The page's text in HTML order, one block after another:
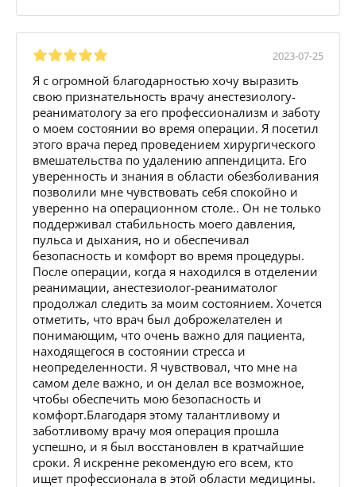
2023-07-25
Я с огромной благодарностью хочу выразить
свою признательность врачу анестезиологу-
реаниматологу за его профессионализм и заботу
о моем состоянии во время операции. Я посетил
этого врача перед проведением хирургического
вмешательства по удалению аппендицита. Его
уверенность и знания в области обезболивания
позволили мне чувствовать себя спокойно и
уверенно на операционном столе.. Он не только
поддерживал стабильность моего давления,
пульса и дыхания, но и обеспечивал
безопасность и комфорт во время процедуры.
После операции, когда я находился в отделении
реанимации, анестезиолог-реаниматолог
продолжал следить за моим состоянием. Хочется
отметить, что врач был доброжелателен и
понимающим, что очень важно для пациента,
находящегося в состоянии стресса и
неопределенности. Я чувствовал, что мне на
самом деле важно, и он делал все возможное,
чтобы обеспечить мою безопасность и
комфорт.Благодаря этому талантливому и
заботливому врачу моя операция прошла
успешно, и я был восстановлен в кратчайшие
сроки. Я искренне рекомендую его всем, кто
ищет профессионала в этой области медицины.